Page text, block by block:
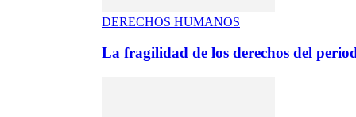
DERECHOS HUMANOS
La fragilidad de los derechos del